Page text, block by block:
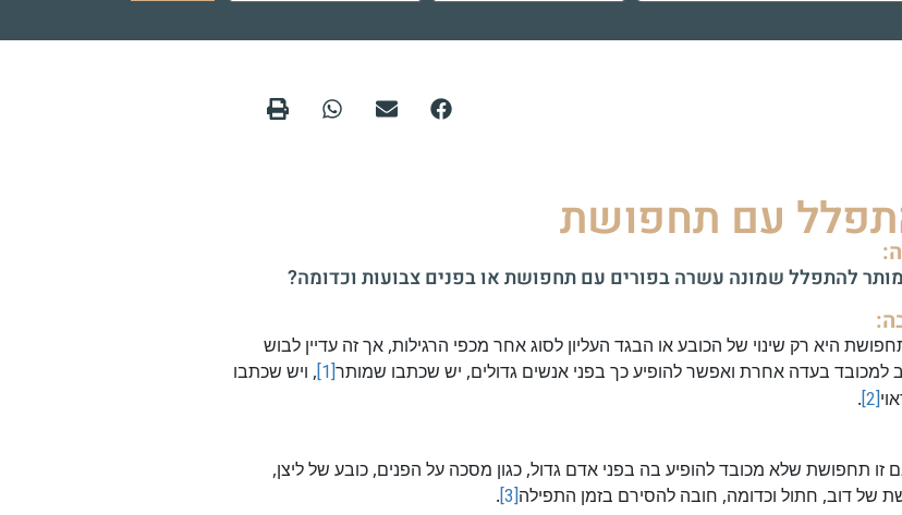
עם תחפושת
להתפלל שמונה עשרה בפורים עם תחפושת או בפנים צבועות וכדומה?
היא רק שינוי של הכובע או הבגד העליון לסוג אחר מכפי הרגילות, אך זה עדיין לבוש
למכובד בעדה אחרת ואפשר להופיע כך בפני אנשים גדולים, יש שכתבו שמותר[1]
, ויש שכתבו
[2]
.
זו תחפושת שלא מכובד להופיע בה בפני אדם גדול, כגון מסכה על הפנים, כובע של ליצן,
של דוב, חתול וכדומה, חובה להסירם בזמן התפילה[3]
.